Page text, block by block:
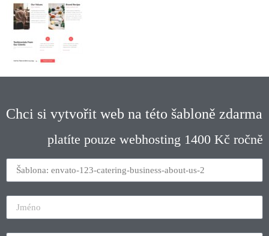
Chci si vytvořit web na této šabloně zdarma
platíte pouze webhosting 1400 Kč ročně